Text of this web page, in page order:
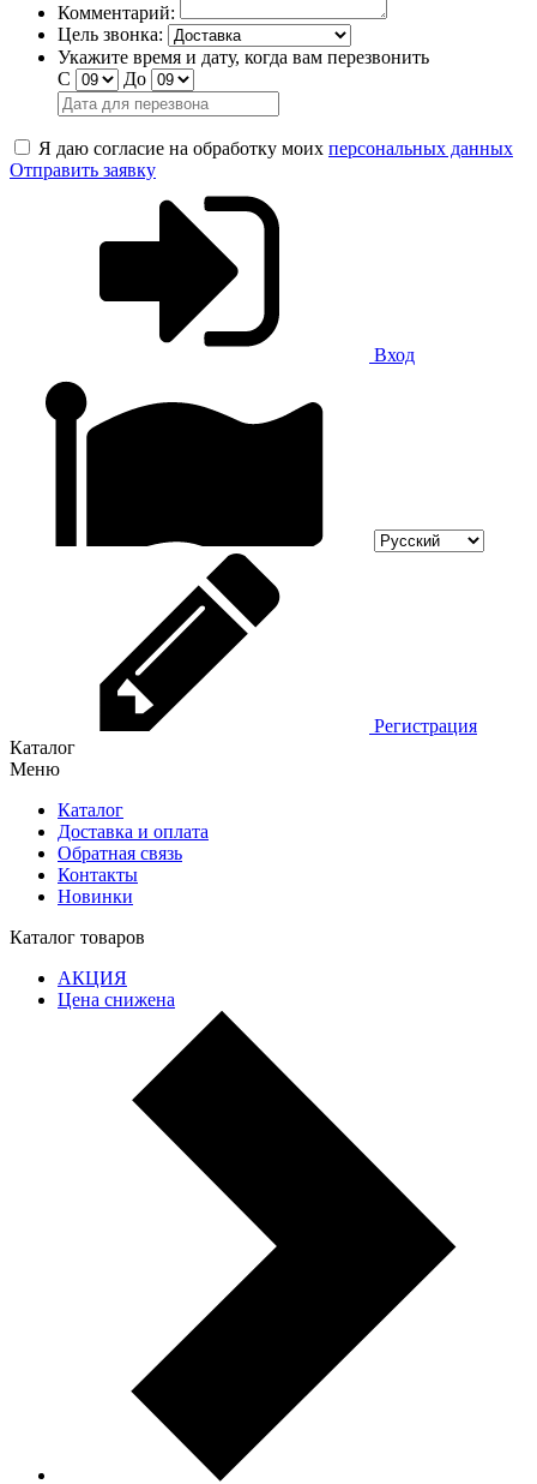
Комментарий:
Цель звонка:
Укажите время и дату, когда вам перезвонить
С
До
Я даю согласие на обработку моих персональных данных
Отправить заявку
Вход
Регистрация
Каталог
Меню
Каталог
Доставка и оплата
Обратная связь
Контакты
Новинки
Каталог товаров
АКЦИЯ
Цена снижена